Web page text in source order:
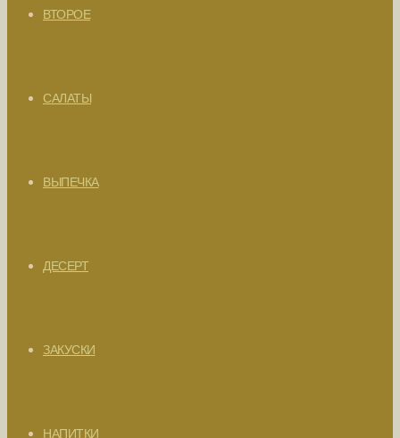
ВТОРОЕ
САЛАТЫ
ВЫПЕЧКА
ДЕСЕРТ
ЗАКУСКИ
НАПИТКИ